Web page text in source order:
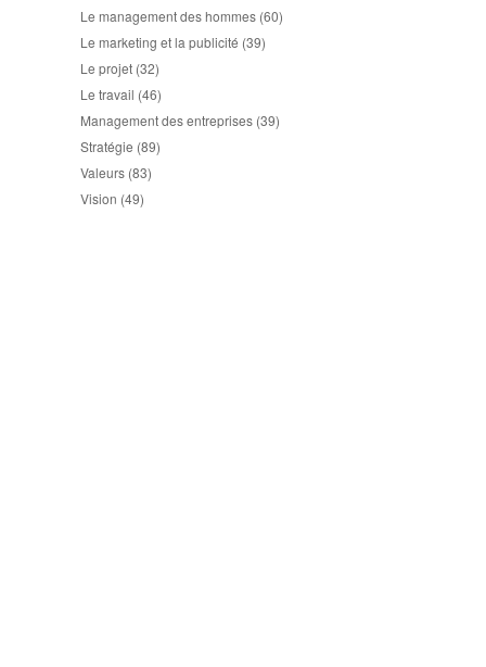
Le management des hommes (60)
Le marketing et la publicité (39)
Le projet (32)
Le travail (46)
Management des entreprises (39)
Stratégie (89)
Valeurs (83)
Vision (49)